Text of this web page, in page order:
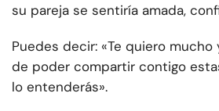
su pareja se sentiría amada,
Puedes decir: «Te quiero
de poder compartir contigo
lo entenderás».